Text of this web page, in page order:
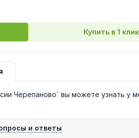
Купить в 1 клик
Черепаново` вы можете узнать у
и ответы